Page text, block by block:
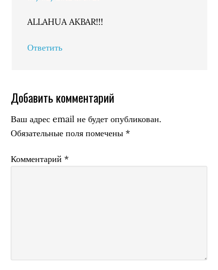
ALLAHUA AKBAR!!!
Ответить
Добавить комментарий
Ваш адрес email не будет опубликован.
Обязательные поля помечены*
Комментарий*